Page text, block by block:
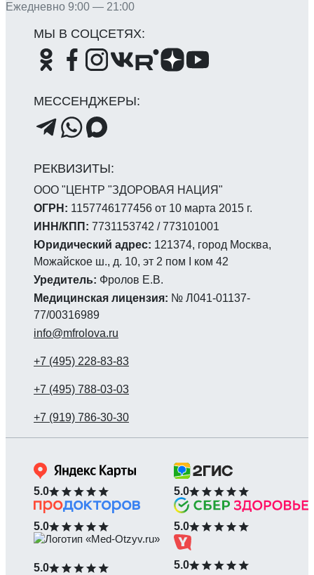
ООО "ЦЕНТР "ЗДОРОВАЯ НАЦИЯ"
ОГРН: 1157746177456 от 10 марта 2015 г.
ИНН/КПП: 7731153742 / 773101001
Юридический адрес: 121374, город Москва,
Можайское ш., д. 10, эт 2 пом I ком 42
Уредитель: Фролов Е.В.
Медицинская лицензия: № Л041-01137-
77/00316989
info@mfrolova.ru
Ежедневно 9:00 — 21:00
5.0 5.0
5.0 5.0
5.0 5.0